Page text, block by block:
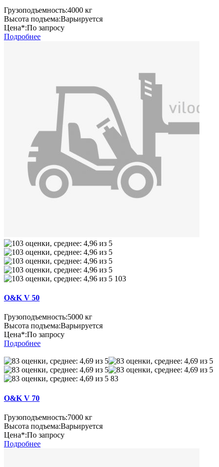
Грузоподъемность:4000 кг
Высота подъема:Варьируется
Цена*:По запросу
Подробнее
103
O&K V 50
Грузоподъемность:5000 кг
Высота подъема:Варьируется
Цена*:По запросу
Подробнее
83
O&K V 70
Грузоподъемность:7000 кг
Высота подъема:Варьируется
Цена*:По запросу
Подробнее